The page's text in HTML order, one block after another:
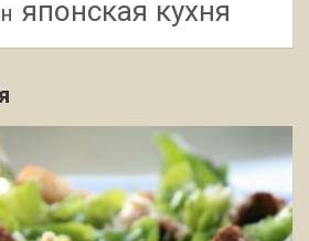
японская кухня